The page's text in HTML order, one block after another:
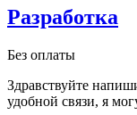
Разработка
Без оплаты
Здравствуйте
удобной связи, я